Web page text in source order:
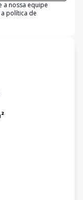
a nossa equipe
política de